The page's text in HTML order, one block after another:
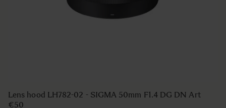
Lens hood LH782-02 - SIGMA 50mm F1.4 DG DN Art
€50